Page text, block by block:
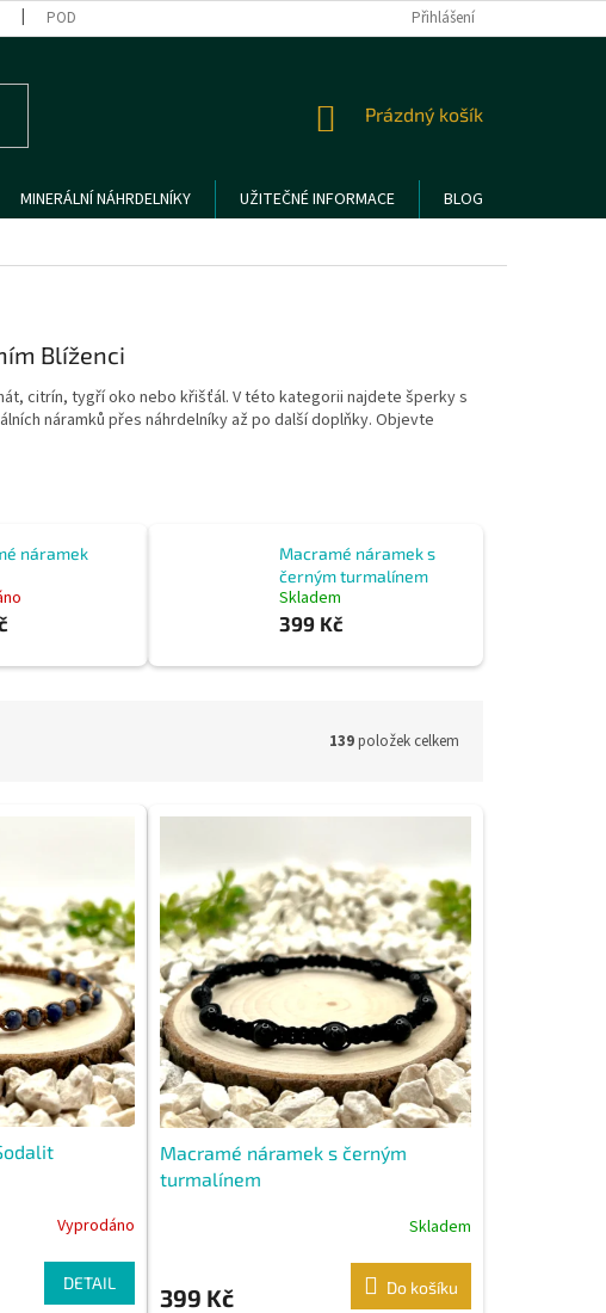
PODMÍNKY OCHRANY OSOBNÍCH ÚDAJŮ REKLAMACE A VRÁCENÍ ZBOŽÍ
Přihlášení
NÁKUPNÍ
Prázdný košík
MINERÁLNÍ NÁHRDELNÍKY UŽITEČNÉ INFORMACE
BLOG
Blíženci
citrín, tygří oko nebo křišťál. V této kategorii najdete šperky s
náramků přes náhrdelníky až po další doplňky. Objevte
náramek
Macramé náramek s
černým turmalínem
Skladem
399 Kč
139položek celkem
Vyprodáno
DETAIL
Macramé náramek s černým
turmalínem
Skladem
399 Kč Do košíku